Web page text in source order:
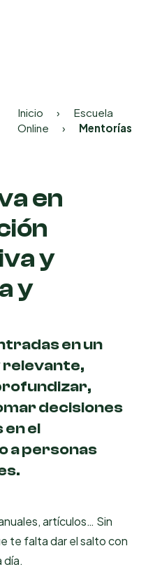
Inicio ›
Escuela
Online
› Mentorías
en
y
y
en un
decisiones
el
a personas
artículos… Sin
te falta dar el salto con
día.